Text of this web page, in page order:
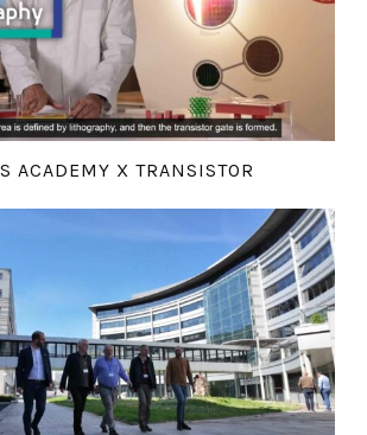
ACADEMY X TRANSISTOR